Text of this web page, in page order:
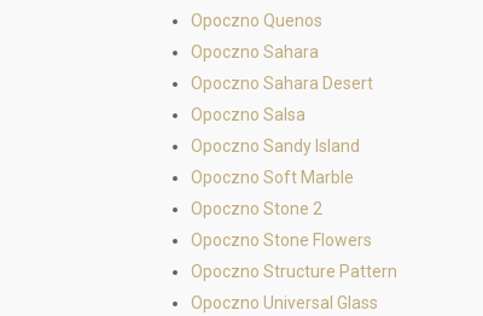
Opoczno Quenos
Opoczno Sahara
Opoczno Sahara Desert
Opoczno Salsa
Opoczno Sandy Island
Opoczno Soft Marble
Opoczno Stone 2
Opoczno Stone Flowers
Opoczno Structure Pattern
Opoczno Universal Glass